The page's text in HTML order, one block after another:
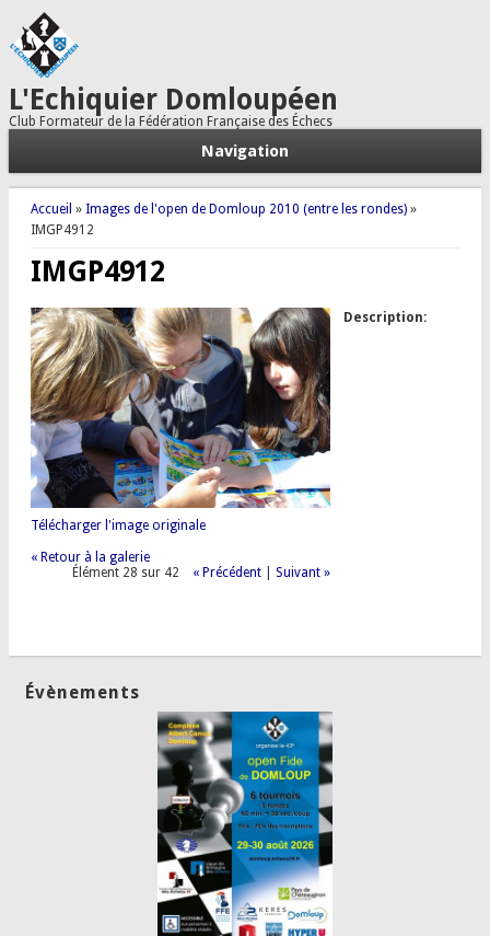
L'Echiquier Domloupéen
Club Formateur de la Fédération Française des Échecs
Navigation
Vous êtes ici
Accueil » Images de l'open de Domloup 2010 (entre les rondes)»
IMGP4912
IMGP4912
Télécharger l'image originale
« Retour à la galerie
Élément 28 sur 42
« Précédent |Suivant »
Description:
Évènements